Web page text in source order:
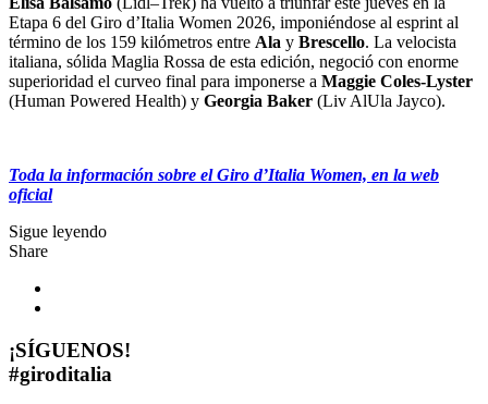
Etapa 6 del Giro d’Italia Women 2026, imponiéndose al esprint al
término de los 159 kilómetros entre Ala y Brescello. La velocista
italiana, sólida Maglia Rossa de esta edición, negoció con enorme
superioridad el curveo final para imponerse a Maggie Coles-Lyster
(Human Powered Health) y Georgia Baker (Liv AlUla Jayco).
Toda la información sobre el Giro d’Italia Women, en la web
oficial
Sigue leyendo
Share
¡SÍGUENOS!
#giroditalia